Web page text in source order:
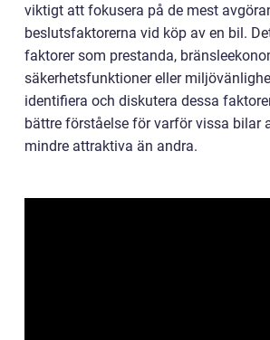
viktigt att fokusera på de mest
beslutsfaktorerna vid köp av en bil.
faktorer som prestanda,
säkerhetsfunktioner eller
identifiera och diskutera dessa
bättre förståelse för varför vissa bilar
mindre attraktiva än andra.